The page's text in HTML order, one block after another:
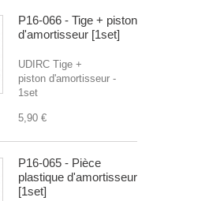
P16-066 - Tige + piston
d'amortisseur [1set]
UDIRC Tige +
piston d'amortisseur -
1set
5,90 €
P16-065 - Pièce
plastique d'amortisseur
[1set]